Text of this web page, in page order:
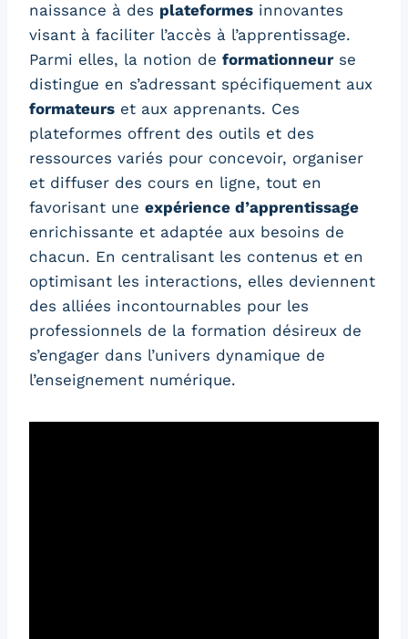
naissance à des plateformes innovantes
visant à faciliter l’accès à l’apprentissage.
Parmi elles, la notion de formationneur se
distingue en s’adressant spécifiquement aux
formateurs et aux apprenants. Ces
plateformes offrent des outils et des
ressources variés pour concevoir, organiser
et diffuser des cours en ligne, tout en
favorisant une expérience d’apprentissage
enrichissante et adaptée aux besoins de
chacun. En centralisant les contenus et en
optimisant les interactions, elles deviennent
des alliées incontournables pour les
professionnels de la formation désireux de
s’engager dans l’univers dynamique de
l’enseignement numérique.